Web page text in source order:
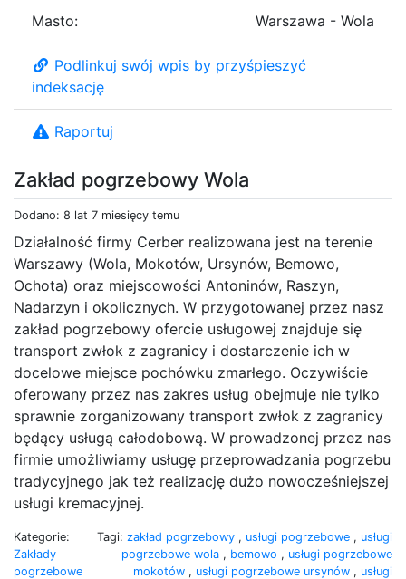
Zakład pogrzebowy Wola
Dodano: 8 lat 7 miesięcy temu
Działalność firmy Cerber realizowana jest na terenie
Warszawy (Wola, Mokotów, Ursynów, Bemowo,
Ochota) oraz miejscowości Antoninów, Raszyn,
Nadarzyn i okolicznych. W przygotowanej przez nasz
zakład pogrzebowy ofercie usługowej znajduje się
transport zwłok z zagranicy i dostarczenie ich w
docelowe miejsce pochówku zmarłego. Oczywiście
oferowany przez nas zakres usług obejmuje nie tylko
sprawnie zorganizowany transport zwłok z zagranicy
będący usługą całodobową. W prowadzonej przez nas
firmie umożliwiamy usługę przeprowadzania pogrzebu
tradycyjnego jak też realizację dużo nowocześniejszej
usługi kremacyjnej.
Kategorie:
Zakłady
pogrzebowe
Tagi: zakład pogrzebowy , usługi pogrzebowe , usługi
pogrzebowe wola , bemowo , usługi pogrzebowe
mokotów , usługi pogrzebowe ursynów , usługi
Masto: Warszawa - Wola
Podlinkuj swój wpis by przyśpieszyć
indeksację
Raportuj